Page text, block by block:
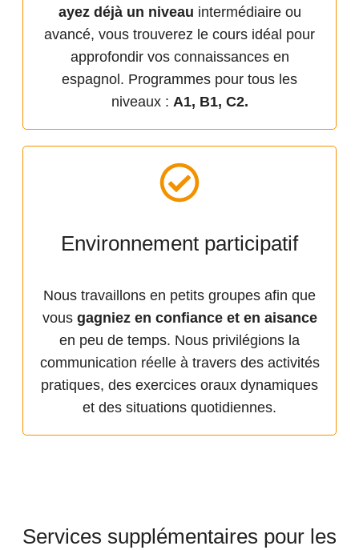
ayez déjà un niveau intermédiaire ou
avancé, vous trouverez le cours idéal pour
approfondir vos connaissances en
espagnol. Programmes pour tous les
niveaux : A1, B1, C2.
Environnement participatif
Nous travaillons en petits groupes afin que
vous gagniez en confiance et en aisance
en peu de temps. Nous privilégions la
communication réelle à travers des activités
pratiques, des exercices oraux dynamiques
et des situations quotidiennes.
Services supplémentaires pour les